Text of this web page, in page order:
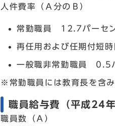
人件費率（Ａ分のＢ）
常勤職員 12.7パーセ
再任用および任期付短
一般職非常勤職員 0.5
※常勤職員には教育長を含み
職員給与費（平成24
職員数（Ａ）